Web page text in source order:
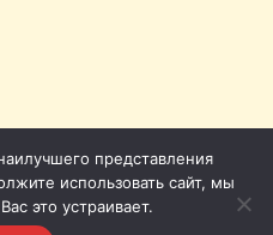
представления
использовать сайт, мы
это устраивает.